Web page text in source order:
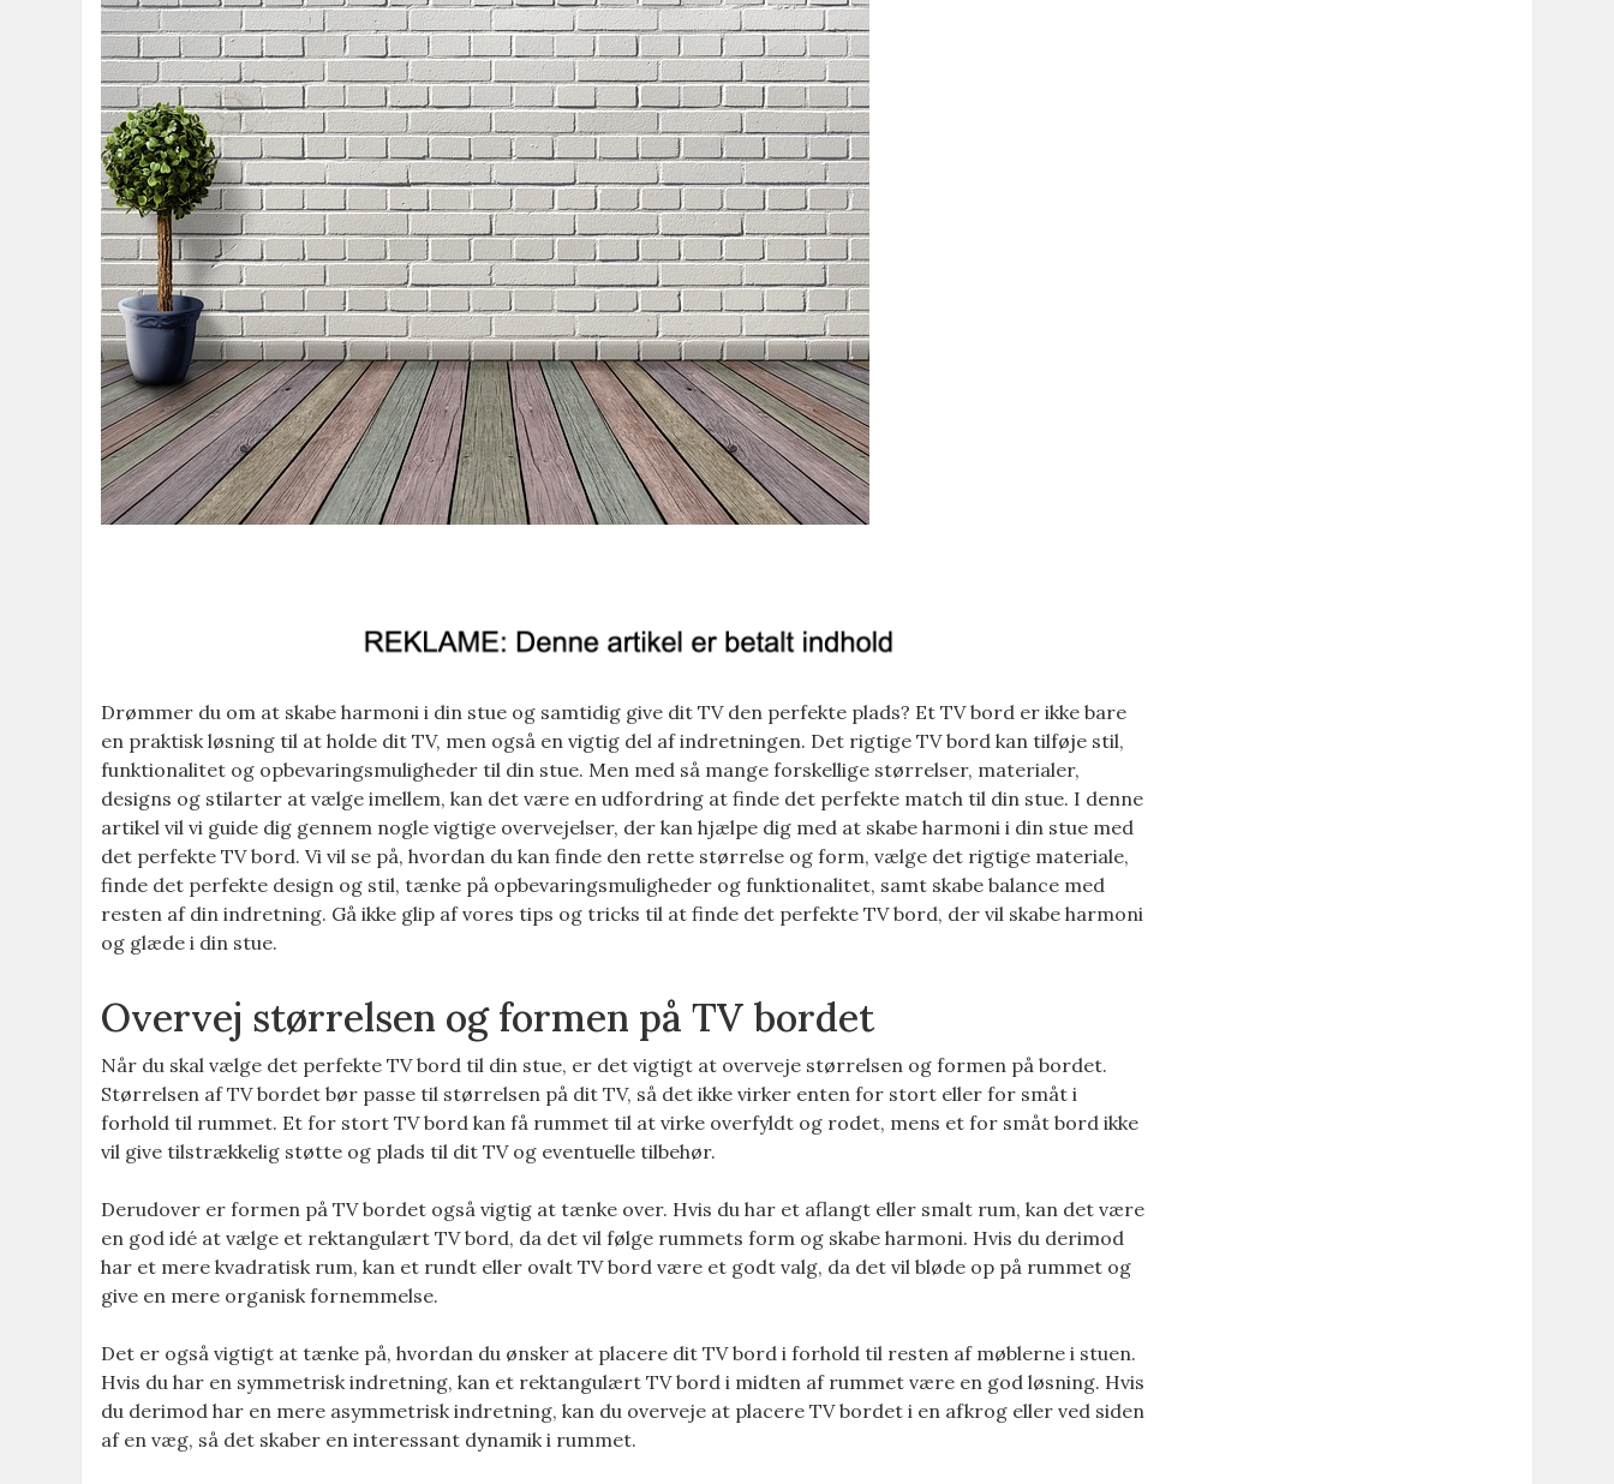
Drømmer du om at skabe harmoni i din stue og samtidig give dit TV den perfekte plads? Et TV bord er ikke bare
en praktisk løsning til at holde dit TV, men også en vigtig del af indretningen. Det rigtige TV bord kan tilføje stil,
funktionalitet og opbevaringsmuligheder til din stue. Men med så mange forskellige størrelser, materialer,
designs og stilarter at vælge imellem, kan det være en udfordring at finde det perfekte match til din stue. I denne
artikel vil vi guide dig gennem nogle vigtige overvejelser, der kan hjælpe dig med at skabe harmoni i din stue med
det perfekte TV bord. Vi vil se på, hvordan du kan finde den rette størrelse og form, vælge det rigtige materiale,
finde det perfekte design og stil, tænke på opbevaringsmuligheder og funktionalitet, samt skabe balance med
resten af din indretning. Gå ikke glip af vores tips og tricks til at finde det perfekte TV bord, der vil skabe harmoni
og glæde i din stue.
Overvej størrelsen og formen på TV bordet
Når du skal vælge det perfekte TV bord til din stue, er det vigtigt at overveje størrelsen og formen på bordet.
Størrelsen af TV bordet bør passe til størrelsen på dit TV, så det ikke virker enten for stort eller for småt i
forhold til rummet. Et for stort TV bord kan få rummet til at virke overfyldt og rodet, mens et for småt bord ikke
vil give tilstrækkelig støtte og plads til dit TV og eventuelle tilbehør.
Derudover er formen på TV bordet også vigtig at tænke over. Hvis du har et aflangt eller smalt rum, kan det være
en god idé at vælge et rektangulært TV bord, da det vil følge rummets form og skabe harmoni. Hvis du derimod
har et mere kvadratisk rum, kan et rundt eller ovalt TV bord være et godt valg, da det vil bløde op på rummet og
give en mere organisk fornemmelse.
Det er også vigtigt at tænke på, hvordan du ønsker at placere dit TV bord i forhold til resten af møblerne i stuen.
Hvis du har en symmetrisk indretning, kan et rektangulært TV bord i midten af rummet være en god løsning. Hvis
du derimod har en mere asymmetrisk indretning, kan du overveje at placere TV bordet i en afkrog eller ved siden
af en væg, så det skaber en interessant dynamik i rummet.